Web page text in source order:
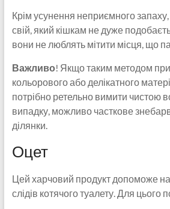
Крім усунення неприємного
свій, який кішкам не дуже
вони не люблять мітити місця, що
Важливо! Якщо таким методом
кольорового або делікатного
потрібно ретельно вимити чистою
випадку, можливо часткове
ділянки.
Оцет
Цей харчовий продукт допоможе
слідів котячого туалету. Для цього